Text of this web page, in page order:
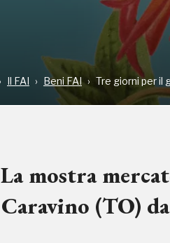
Il FAI Beni FAI Tre giorni per il
La mostra
Caravino (TO)